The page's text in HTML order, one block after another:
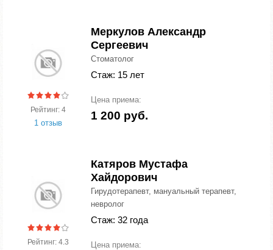
Рейтинг: 4
1 отзыв
Меркулов Александр
Сергеевич
Стоматолог
Стаж: 15 лет
Цена приема:
1 200 руб.
Рейтинг: 4.3
Катяров Мустафа
Хайдорович
Гирудотерапевт, мануальный терапевт,
невролог
Стаж: 32 года
Цена приема: